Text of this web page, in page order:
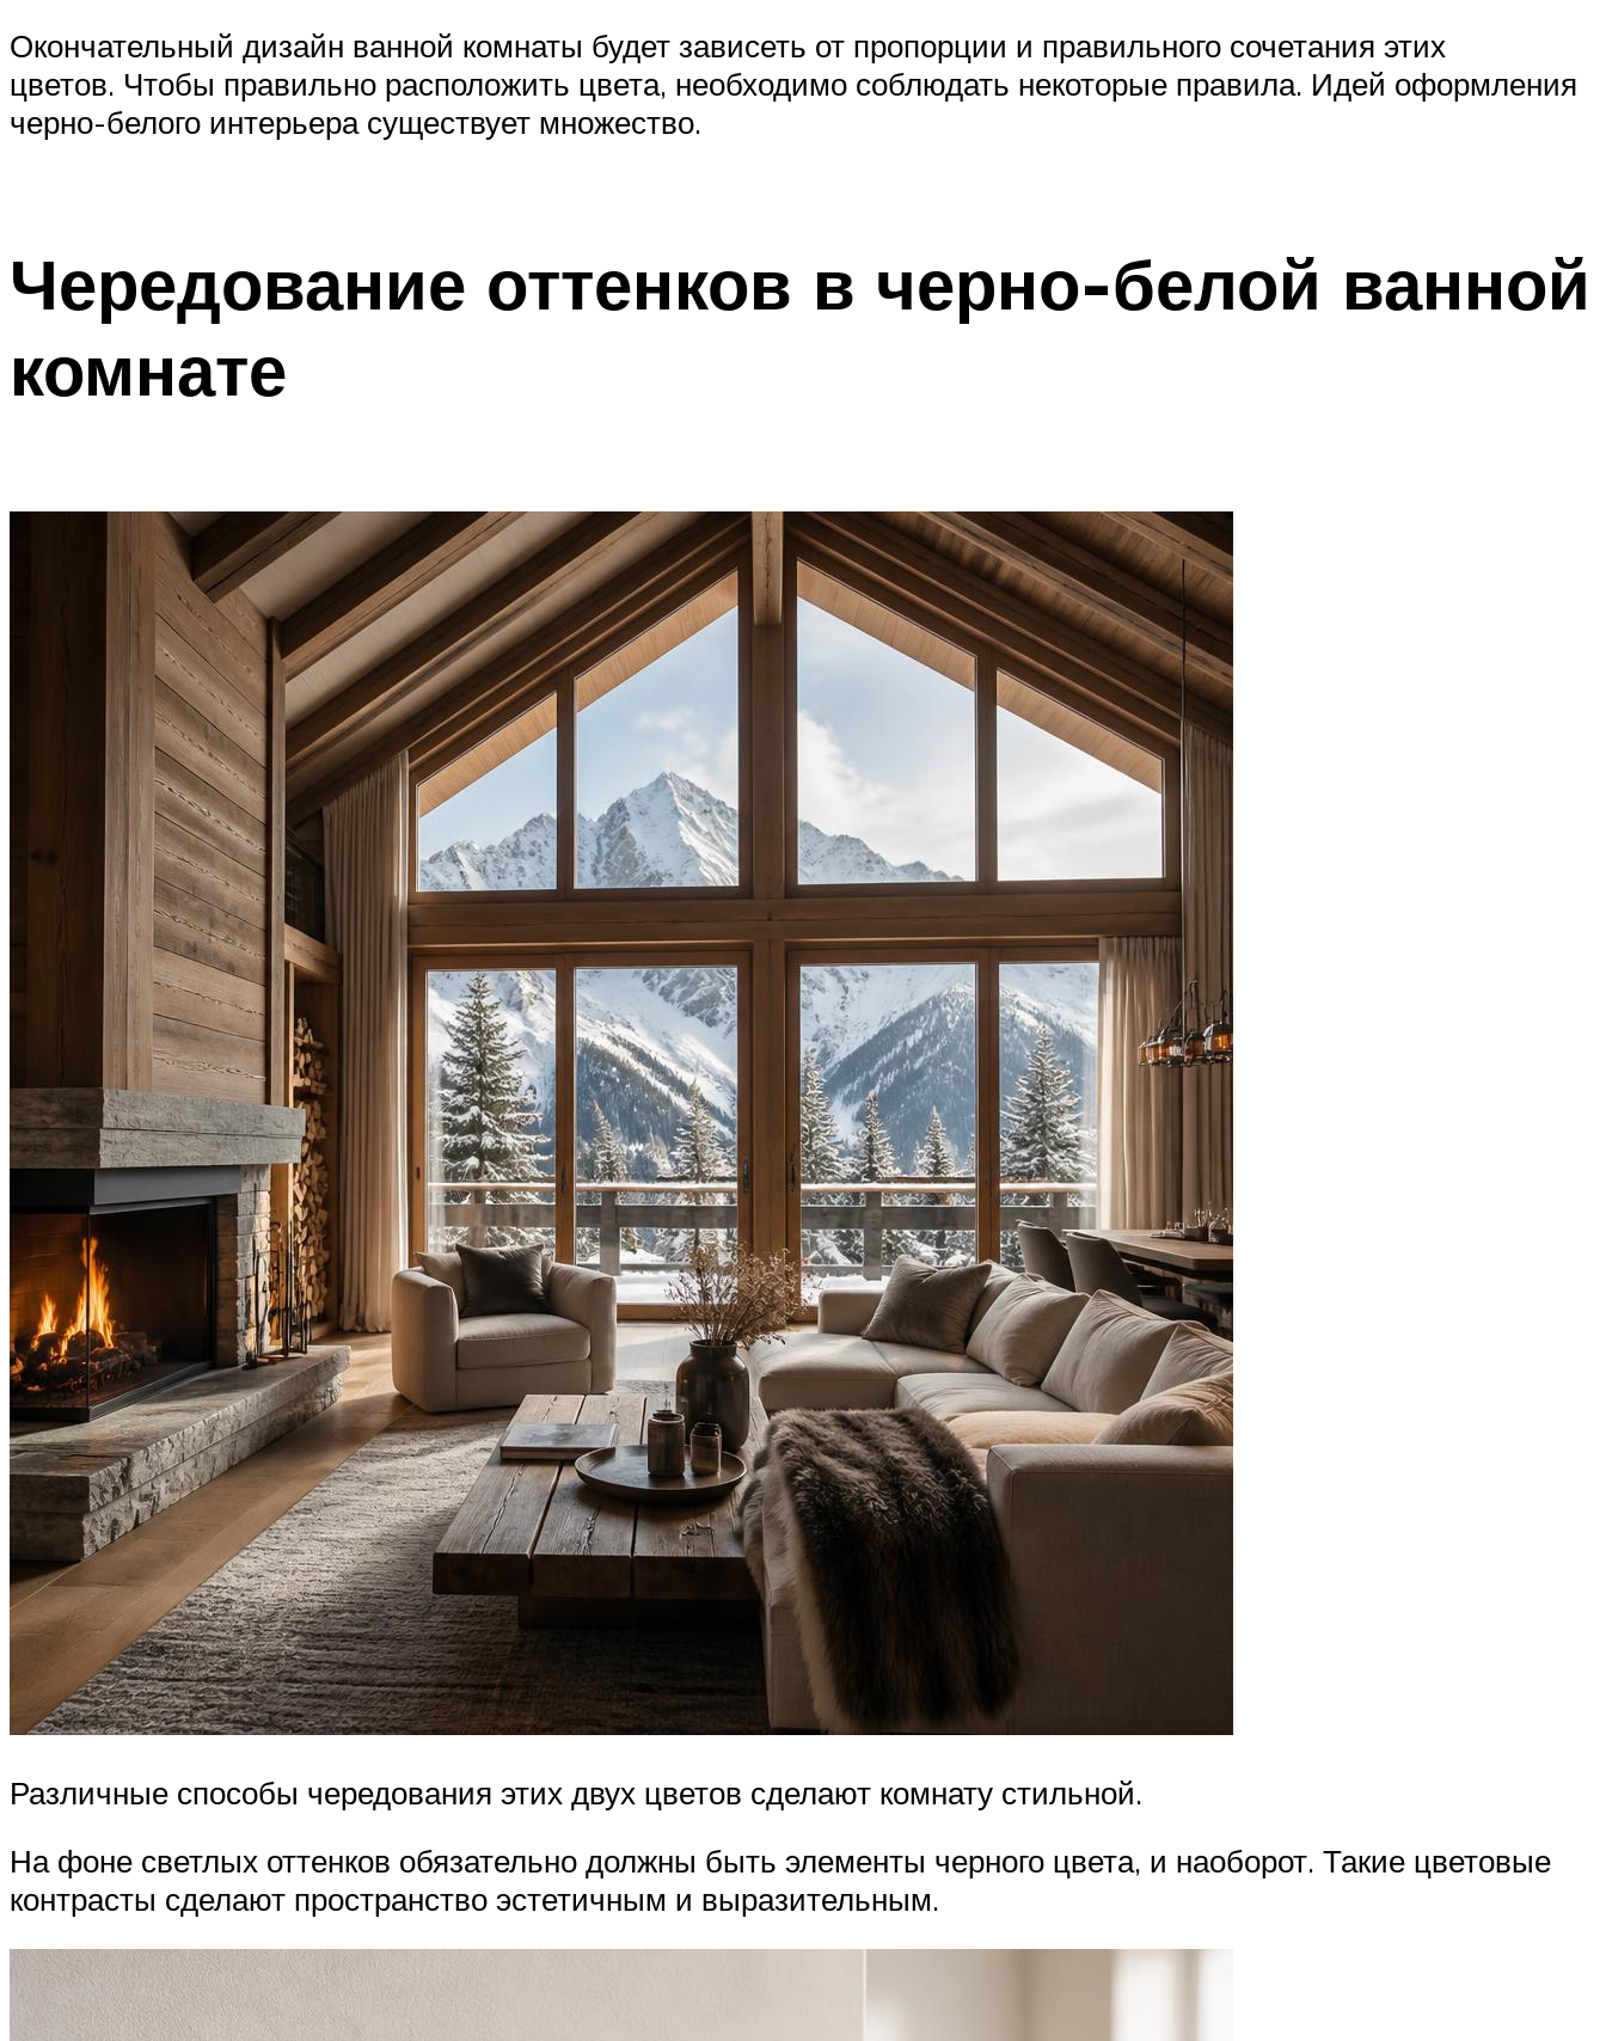
Окончательный дизайн ванной комнаты будет зависеть от пропорции и правильного сочетания этих
цветов. Чтобы правильно расположить цвета, необходимо соблюдать некоторые правила. Идей оформления
черно-белого интерьера существует множество.
Чередование оттенков в черно-белой ванной
комнате
Различные способы чередования этих двух цветов сделают комнату стильной.
На фоне светлых оттенков обязательно должны быть элементы черного цвета, и наоборот. Такие цветовые
контрасты сделают пространство эстетичным и выразительным.